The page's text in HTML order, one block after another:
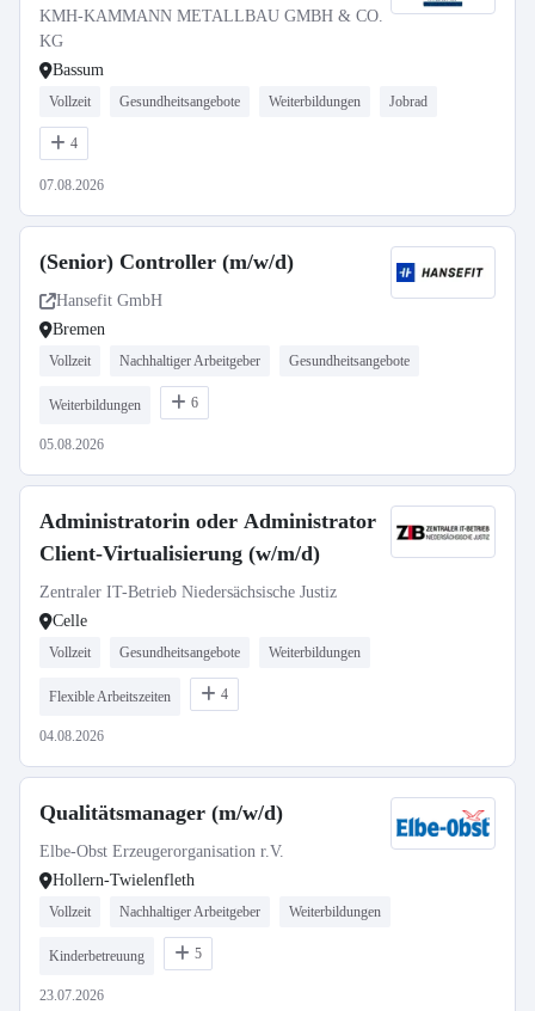
KMH-KAMMANN METALLBAU GMBH & CO.
KG
Bassum
Vollzeit Gesundheitsangebote Weiterbildungen Jobrad
4
07.08.2026
(Senior) Controller (m/w/d)
Hansefit GmbH
Bremen
Vollzeit Nachhaltiger Arbeitgeber Gesundheitsangebote
Weiterbildungen 6
05.08.2026
Administratorin oder Administrator
Client-Virtualisierung (w/m/d)
Zentraler IT-Betrieb Niedersächsische Justiz
Celle
Vollzeit Gesundheitsangebote Weiterbildungen
Flexible Arbeitszeiten 4
04.08.2026
Qualitätsmanager (m/w/d)
Elbe-Obst Erzeugerorganisation r.V.
Hollern-Twielenfleth
Vollzeit Nachhaltiger Arbeitgeber Weiterbildungen
Kinderbetreuung 5
23.07.2026